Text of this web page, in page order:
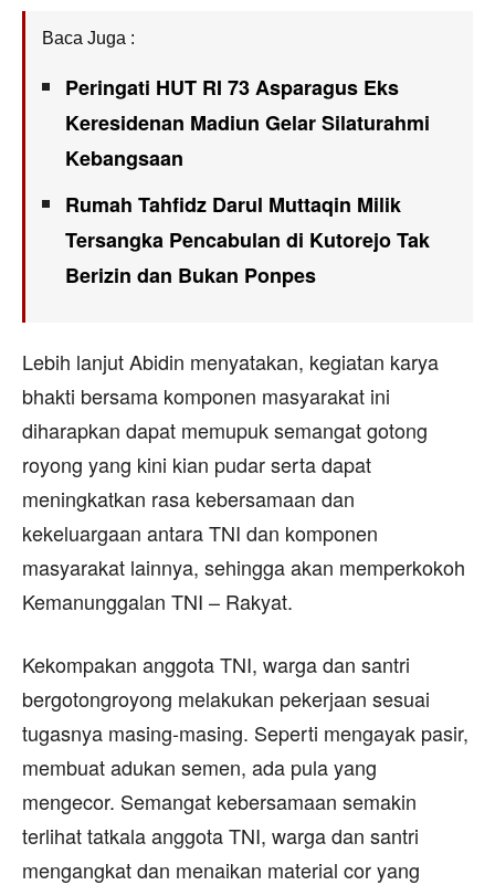
Baca Juga :
Peringati HUT RI 73 Asparagus Eks
Keresidenan Madiun Gelar Silaturahmi
Kebangsaan
Rumah Tahfidz Darul Muttaqin Milik
Tersangka Pencabulan di Kutorejo Tak
Berizin dan Bukan Ponpes
Lebih lanjut Abidin menyatakan, kegiatan karya
bhakti bersama komponen masyarakat ini
diharapkan dapat memupuk semangat gotong
royong yang kini kian pudar serta dapat
meningkatkan rasa kebersamaan dan
kekeluargaan antara TNI dan komponen
masyarakat lainnya, sehingga akan memperkokoh
Kemanunggalan TNI – Rakyat.
Kekompakan anggota TNI, warga dan santri
bergotongroyong melakukan pekerjaan sesuai
tugasnya masing-masing. Seperti mengayak pasir,
membuat adukan semen, ada pula yang
mengecor. Semangat kebersamaan semakin
terlihat tatkala anggota TNI, warga dan santri
mengangkat dan menaikan material cor yang